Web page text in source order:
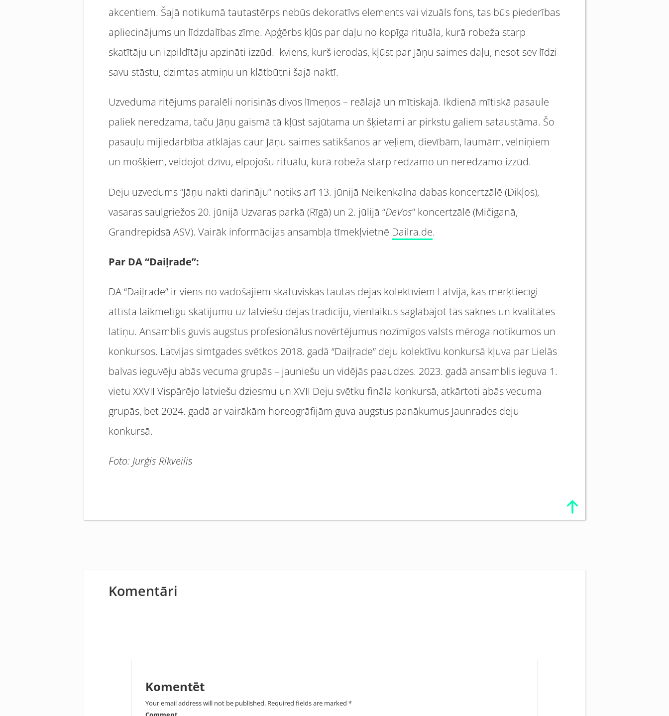
akcentiem. Šajā notikumā tautastērps nebūs dekoratīvs elements vai vizuāls fons, tas būs piederības
apliecinājums un līdzdalības zīme. Apģērbs kļūs par daļu no kopīga rituāla, kurā robeža starp
skatītāju un izpildītāju apzināti izzūd. Ikviens, kurš ierodas, kļūst par Jāņu saimes daļu, nesot sev līdzi
savu stāstu, dzimtas atmiņu un klātbūtni šajā naktī.
Uzveduma ritējums paralēli norisinās divos līmeņos – reālajā un mītiskajā. Ikdienā mītiskā pasaule
paliek neredzama, taču Jāņu gaismā tā kļūst sajūtama un šķietami ar pirkstu galiem sataustāma. Šo
pasauļu mijiedarbība atklājas caur Jāņu saimes satikšanos ar veļiem, dievībām, laumām, velniņiem
un mošķiem, veidojot dzīvu, elpojošu rituālu, kurā robeža starp redzamo un neredzamo izzūd.
Deju uzvedums “Jāņu nakti darināju” notiks arī 13. jūnijā Neikenkalna dabas koncertzālē (Dikļos),
vasaras saulgriežos 20. jūnijā Uzvaras parkā (Rīgā) un 2. jūlijā “DeVos” koncertzālē (Mičiganā,
Grandrepidsā ASV). Vairāk informācijas ansambļa tīmekļvietnē Dailra.de.
Par DA “Daiļrade”:
DA “Daiļrade” ir viens no vadošajiem skatuviskās tautas dejas kolektīviem Latvijā, kas mērķtiecīgi
attīsta laikmetīgu skatījumu uz latviešu dejas tradīciju, vienlaikus saglabājot tās saknes un kvalitātes
latiņu. Ansamblis guvis augstus profesionālus novērtējumus nozīmīgos valsts mēroga notikumos un
konkursos. Latvijas simtgades svētkos 2018. gadā “Daiļrade” deju kolektīvu konkursā kļuva par Lielās
balvas ieguvēju abās vecuma grupās – jauniešu un vidējās paaudzes. 2023. gadā ansamblis ieguva 1.
vietu XXVII Vispārējo latviešu dziesmu un XVII Deju svētku fināla konkursā, atkārtoti abās vecuma
grupās, bet 2024. gadā ar vairākām horeogrāfijām guva augstus panākumus Jaunrades deju
konkursā.
Foto: Jurģis Rikveilis
Komentāri
Komentēt
Your email address will not be published. Required fields are marked *